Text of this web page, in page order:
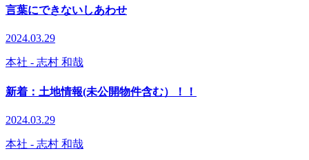
言葉にできないしあわせ
2024.03.29
本社 - 志村 和哉
新着：土地情報(未公開物件含む）！！
2024.03.29
本社 - 志村 和哉